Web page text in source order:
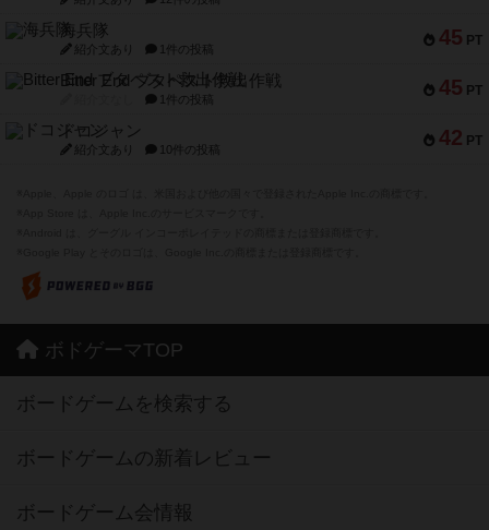
45 PT
海兵隊
紹介文あり 1件の投稿
45 PT
Bitter End ブタペスト救出作戦
1件の投稿
42 PT
ドコジャン
紹介文あり 10件の投稿
ボドゲーマTOP
ボードゲームを検索する
ボードゲームの新着レビュー
ボードゲーム会情報